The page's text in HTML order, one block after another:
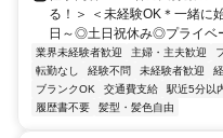
る！＞ ＜未経験OK＊一緒に
日～◎土日祝休み◎プライベ
業界未経験者歓迎 主婦・主夫歓迎
転勤なし
経験不問 未経験者歓迎
ブランクOK
交通費支給 駅近5分以
履歴書不要
髪型・髪色自由